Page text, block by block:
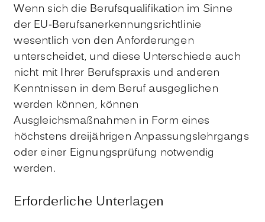
Wenn sich die Berufsqualifikation im Sinne
der EU-Berufsanerkennungsrichtlinie
wesentlich von den Anforderungen
unterscheidet, und diese Unterschiede auch
nicht mit Ihrer Berufspraxis und anderen
Kenntnissen in dem Beruf ausgeglichen
werden können, können
Ausgleichsmaßnahmen in Form eines
höchstens dreijährigen Anpassungslehrgangs
oder einer Eignungsprüfung notwendig
werden.
Erforderliche Unterlagen